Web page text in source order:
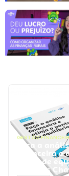
GESTÃO
Faça a
financeira e
ponto de
Prompts